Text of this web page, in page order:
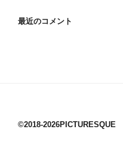
最近のコメント
©2018-2026PICTURESQUE